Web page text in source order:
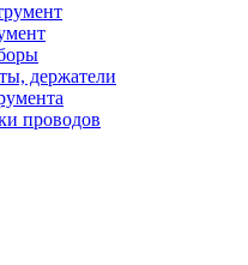
держатели
проводов